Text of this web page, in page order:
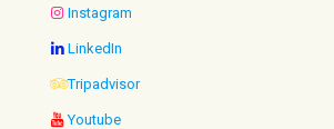
Instagram
LinkedIn
Tripadvisor
Youtube